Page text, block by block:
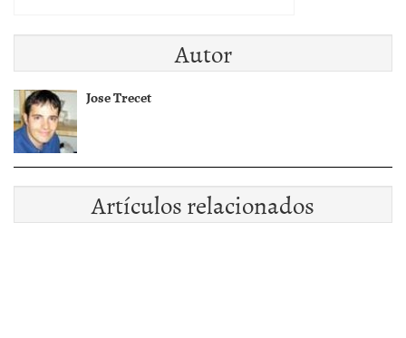
Autor
Jose Trecet
Artículos relacionados